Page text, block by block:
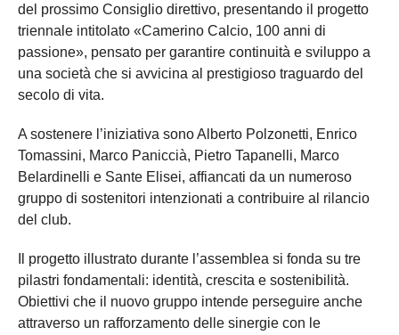
del prossimo Consiglio direttivo, presentando il progetto
triennale intitolato «Camerino Calcio, 100 anni di
passione», pensato per garantire continuità e sviluppo a
una società che si avvicina al prestigioso traguardo del
secolo di vita.
A sostenere l’iniziativa sono Alberto Polzonetti, Enrico
Tomassini, Marco Paniccià, Pietro Tapanelli, Marco
Belardinelli e Sante Elisei, affiancati da un numeroso
gruppo di sostenitori intenzionati a contribuire al rilancio
del club.
Il progetto illustrato durante l’assemblea si fonda su tre
pilastri fondamentali: identità, crescita e sostenibilità.
Obiettivi che il nuovo gruppo intende perseguire anche
attraverso un rafforzamento delle sinergie con le